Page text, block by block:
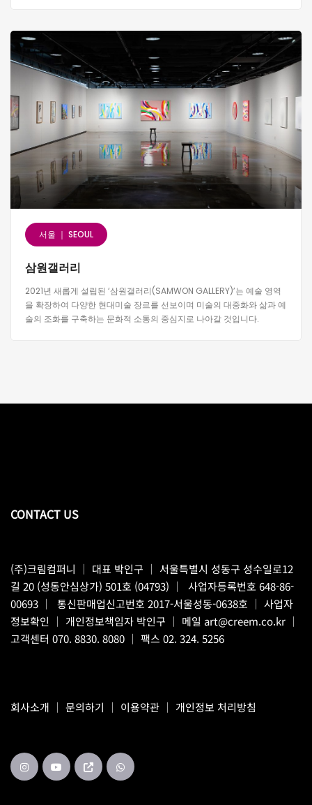
서울 ｜ SEOUL
삼원갤러리
2021년 새롭게 설립된 ‘삼원갤러리(SAMWON GALLERY)’는 예술 영역
을 확장하여 다양한 현대미술 장르를 선보이며 미술의 대중화와 삶과 예
술의 조화를 구축하는 문화적 소통의 중심지로 나아갈 것입니다.
CONTACT US
(주)크림컴퍼니 ｜ 대표 박인구 ｜ 서울특별시 성동구 성수일로12
길 20 (성동안심상가) 501호 (04793) ｜ 사업자등록번호 648-86-
00693 ｜ 통신판매업신고번호 2017-서울성동-0638호 ｜ 사업자
정보확인 ｜ 개인정보책임자 박인구 ｜ 메일 art@creem.co.kr ｜
고객센터 070. 8830. 8080 ｜ 팩스 02. 324. 5256
회사소개 ｜ 문의하기 ｜ 이용약관 ｜ 개인정보 처리방침